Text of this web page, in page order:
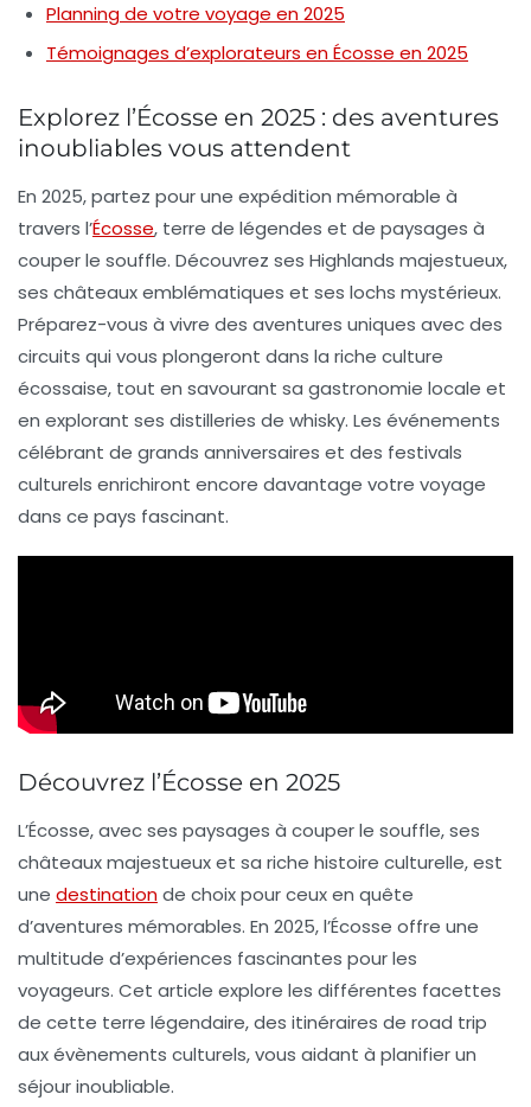
Planning de votre voyage en 2025
Témoignages d’explorateurs en Écosse en 2025
Explorez l’Écosse en 2025 : des aventures
inoubliables vous attendent
En 2025, partez pour une expédition mémorable à
travers l’Écosse, terre de légendes et de paysages à
couper le souffle. Découvrez ses Highlands majestueux,
ses châteaux emblématiques et ses lochs mystérieux.
Préparez-vous à vivre des aventures uniques avec des
circuits qui vous plongeront dans la riche culture
écossaise, tout en savourant sa gastronomie locale et
en explorant ses distilleries de whisky. Les événements
célébrant de grands anniversaires et des festivals
culturels enrichiront encore davantage votre voyage
dans ce pays fascinant.
Découvrez l’Écosse en 2025
L’Écosse, avec ses paysages à couper le souffle, ses
châteaux majestueux et sa riche histoire culturelle, est
une destinationde choix pour ceux en quête
d’aventures mémorables. En 2025, l’Écosse offre une
multitude d’expériences fascinantes pour les
voyageurs. Cet article explore les différentes facettes
de cette terre légendaire, des itinéraires de road trip
aux évènements culturels, vous aidant à planifier un
séjour inoubliable.